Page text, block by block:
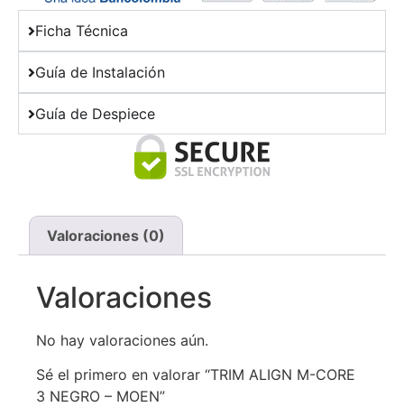
Ficha Técnica
Guía de Instalación
Guía de Despiece
Valoraciones (0)
Valoraciones
No hay valoraciones aún.
Sé el primero en valorar “TRIM ALIGN M-CORE
3 NEGRO – MOEN”